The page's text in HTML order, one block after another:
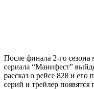
После финала 2-го
сериала “Манифест”
рассказ о рейсе 828 и его
серий и трейлер появятся